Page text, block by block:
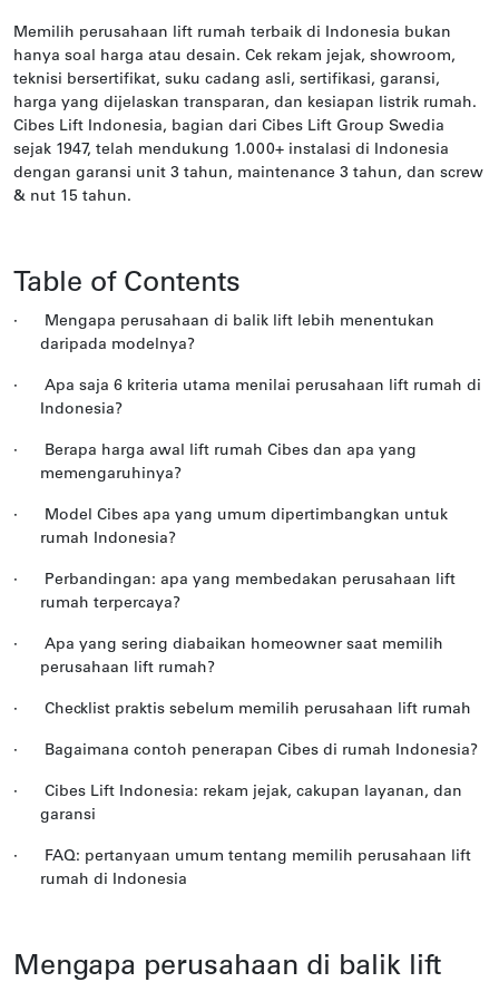
Memilih perusahaan lift rumah terbaik di Indonesia bukan
hanya soal harga atau desain. Cek rekam jejak, showroom,
teknisi bersertifikat, suku cadang asli, sertifikasi, garansi,
harga yang dijelaskan transparan, dan kesiapan listrik rumah.
Cibes Lift Indonesia, bagian dari Cibes Lift Group Swedia
sejak 1947, telah mendukung 1.000+ instalasi di Indonesia
dengan garansi unit 3 tahun, maintenance 3 tahun, dan screw
& nut 15 tahun.
Table of Contents
·
Mengapa perusahaan di balik lift lebih menentukan
daripada modelnya?
·
Apa saja 6 kriteria utama menilai perusahaan lift rumah di
Indonesia?
·
Berapa harga awal lift rumah Cibes dan apa yang
memengaruhinya?
·
Model Cibes apa yang umum dipertimbangkan untuk
rumah Indonesia?
·
Perbandingan: apa yang membedakan perusahaan lift
rumah terpercaya?
·
Apa yang sering diabaikan homeowner saat memilih
perusahaan lift rumah?
· Checklist praktis sebelum memilih perusahaan lift rumah
· Bagaimana contoh penerapan Cibes di rumah Indonesia?
·
Cibes Lift Indonesia: rekam jejak, cakupan layanan, dan
garansi
·
FAQ: pertanyaan umum tentang memilih perusahaan lift
rumah di Indonesia
Mengapa perusahaan di balik lift